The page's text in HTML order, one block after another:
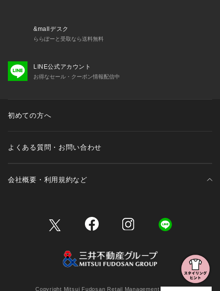
&mallデスク
ららぽーと受取なら送料無料
LINE公式アカウント
お得なセール・クーポン情報配信中
初めての方へ
よくある質問・お問い合わせ
会社概要・利用規約など
Copyright Mitsui Fudosan Retail Management Co., Ltd.